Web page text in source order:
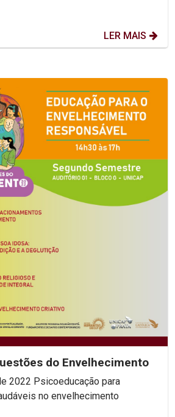
LER MAIS
do Envelhecimento
para
no envelhecimento